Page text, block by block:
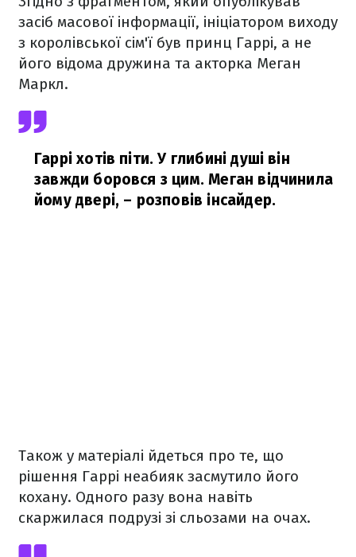
засіб масової інформації, ініціатором виходу
з королівської сім'ї був принц Гаррі, а не
його відома дружина та акторка Меган
Маркл.
Гаррі хотів піти. У глибині душі він
завжди боровся з цим. Меган відчинила
йому двері, – розповів інсайдер.
Також у матеріалі йдеться про те, що
рішення Гаррі неабияк засмутило його
кохану. Одного разу вона навіть
скаржилася подрузі зі сльозами на очах.